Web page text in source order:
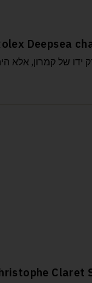
ידו של קמרון, אלא